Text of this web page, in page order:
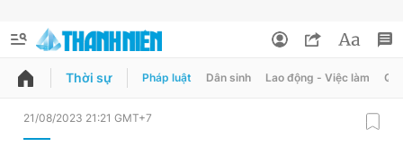
QUẢNG CÁO
Thời sự Pháp luật Dân sinh Lao động - Việc làm
21/08/2023 21:21 GMT+7